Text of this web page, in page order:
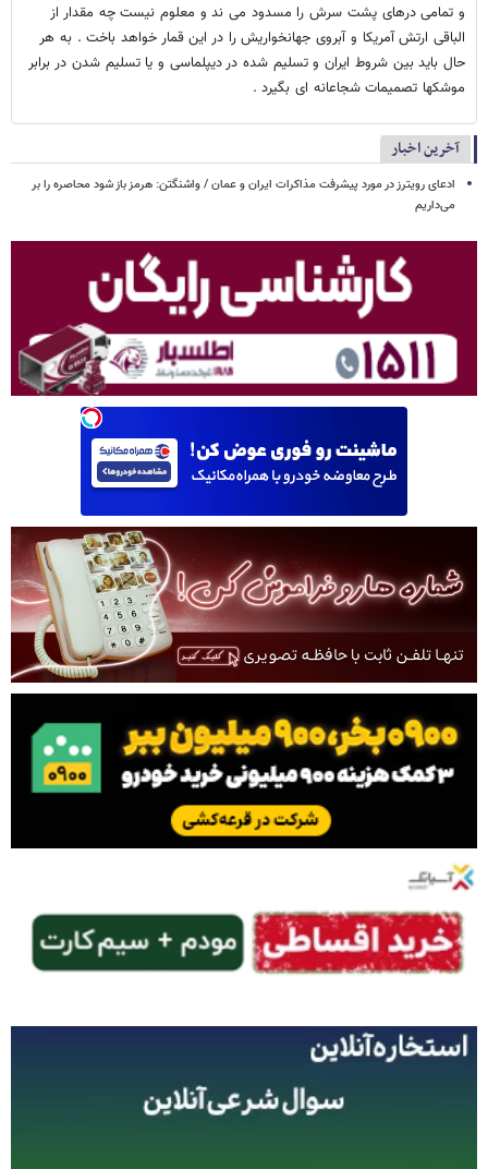
و تمامی درهای پشت سرش را مسدود می ند و معلوم نیست چه مقدار از
الباقی ارتش آمریکا و آبروی جهانخواریش را در این قمار خواهد باخت . به هر
حال باید بین شروط ایران و تسلیم شده در دیپلماسی و یا تسلیم شدن در برابر
موشکها تصمیمات شجاعانه ای بگیرد .
آخرین اخبار
ادعای رویترز در مورد پیشرفت مذاکرات ایران و عمان / واشنگتن: هرمز باز شود محاصره را بر
می‌داریم